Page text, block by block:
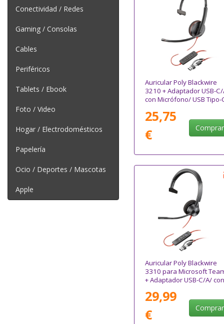
Conectividad / Redes
Gaming / Consolas
Cables
Periféricos
Tablets / Ebook
Foto / Video
Hogar / Electrodomésticos
Papelería
Ocio / Deportes / Mascotas
Apple
Auricular Poly Blackwire
3210 + Adaptador USB-
con Micrófono/ USB Tipo-
25,75
€
Comprar
Auricular Poly Blackwire
3310 para Microsoft
+ Adaptador USB-C/A/ con
Negro
29,99
€
Comprar